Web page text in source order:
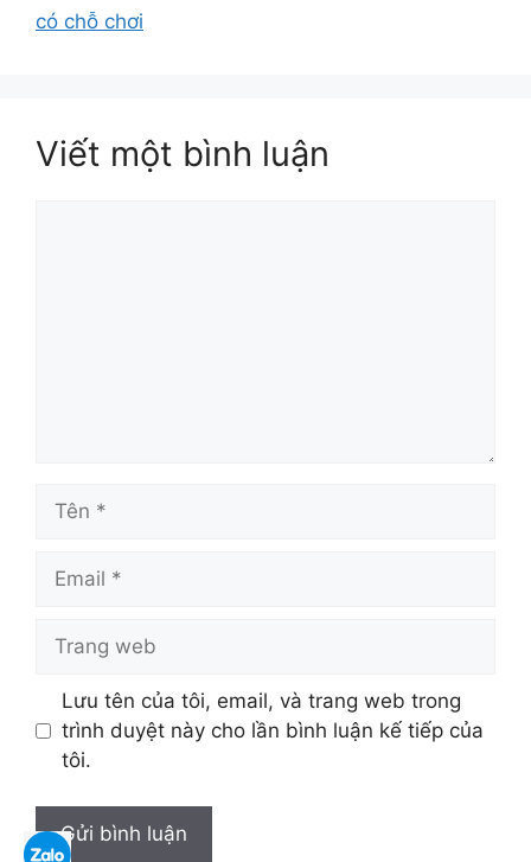
có chỗ chơi
Viết một bình luận
Tên
Email
Trang
Lưu tên của tôi, email, và trang web trong
trình duyệt này cho lần bình luận kế tiếp của
tôi.